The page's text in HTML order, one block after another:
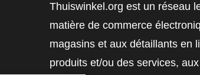
Thuiswinkel.org est un réseau
matière de commerce
magasins et aux détaillants en
produits et/ou des services,